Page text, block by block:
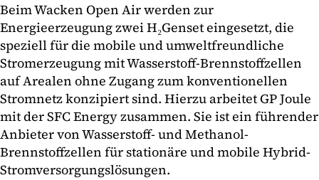
Beim Wacken Open Air werden zur
Energieerzeugung zwei H₂Genset eingesetzt, die
speziell für die mobile und umweltfreundliche
Stromerzeugung mit Wasserstoff-Brennstoffzellen
auf Arealen ohne Zugang zum konventionellen
Stromnetz konzipiert sind. Hierzu arbeitet GP Joule
mit der SFC Energy zusammen. Sie ist ein führender
Anbieter von Wasserstoff- und Methanol-
Brennstoffzellen für stationäre und mobile Hybrid-
Stromversorgungslösungen.